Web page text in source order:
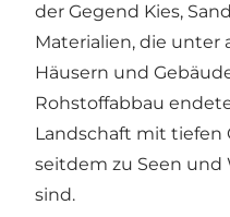
der Gegend Kies,
Materialien, die unter
Häusern und
Rohstoffabbau
Landschaft mit tiefen
seitdem zu Seen und
sind.